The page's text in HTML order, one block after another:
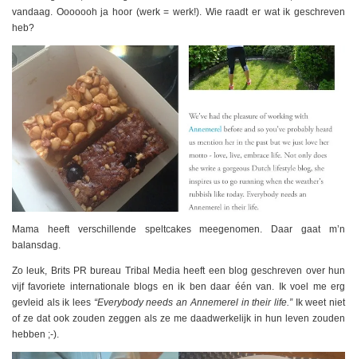
vandaag. Ooooooh ja hoor (werk = werk!). Wie raadt er wat ik geschreven
heb?
Mama heeft verschillende speltcakes meegenomen. Daar gaat m’n
balansdag.
Zo leuk, Brits PR bureau Tribal Media heeft een blog geschreven over hun
vijf favoriete internationale blogs en ik ben daar één van. Ik voel me erg
gevleid als ik lees “Everybody needs an Annemerel in their life.”Ik weet niet
of ze dat ook zouden zeggen als ze me daadwerkelijk in hun leven zouden
hebben ;-).